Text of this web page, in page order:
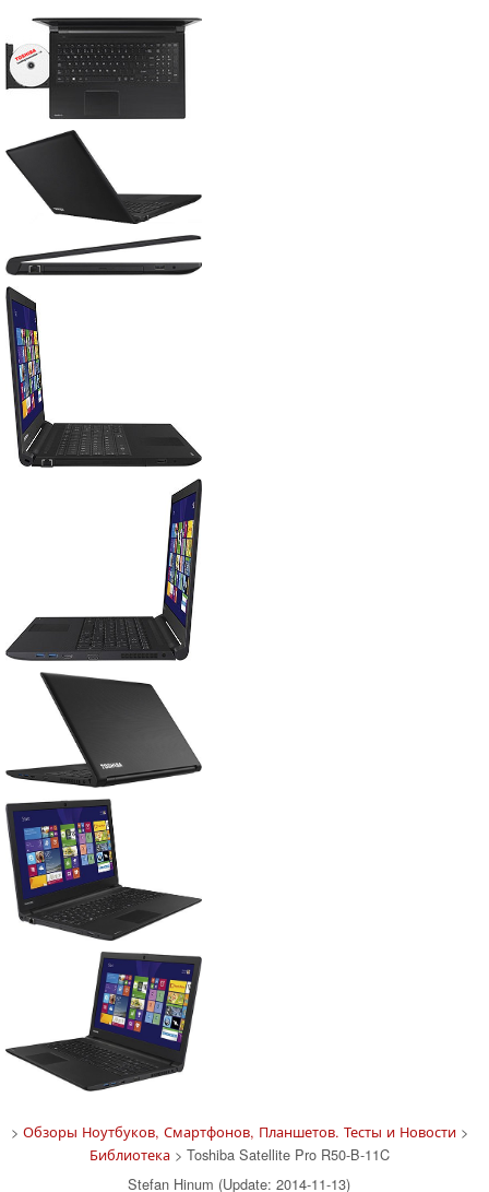
> Обзоры Ноутбуков, Смартфонов, Планшетов. Тесты и Новости>
Библиотека> Toshiba Satellite Pro R50-B-11C
Stefan Hinum (Update: 2014-11-13)